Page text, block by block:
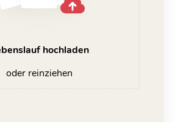
hochladen
oder reinziehen